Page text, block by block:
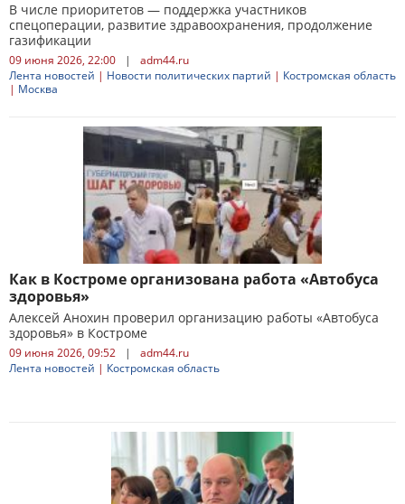
В числе приоритетов — поддержка участников
спецоперации, развитие здравоохранения, продолжение
газификации
09 июня 2026, 22:00 |
adm44.ru
Лента новостей | Новости политических партий | Костромская область
| Москва
Как в Костроме организована работа «Автобуса
здоровья»
Алексей Анохин проверил организацию работы «Автобуса
здоровья» в Костроме
09 июня 2026, 09:52 |
adm44.ru
Лента новостей | Костромская область